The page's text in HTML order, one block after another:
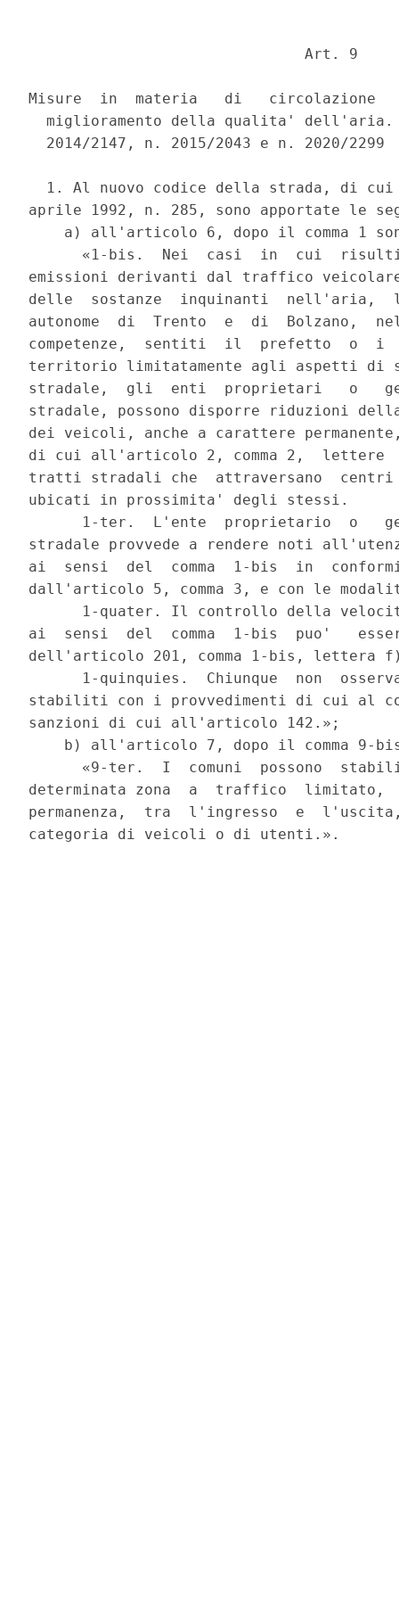
                               Art. 9
Misure  in  materia   di   circolazione
miglioramento della qualita'
  2014/2147, n. 2015/2043 e n. 2020/2299
1. Al nuovo codice della strada, di
aprile 1992, n. 285, sono apportate le
a) all'articolo 6, dopo il comma 1
«1-bis.  Nei  casi  in  cui
emissioni derivanti dal traffico
delle  sostanze  inquinanti  nell'aria,
autonome  di  Trento  e  di  Bolzano,
competenze,  sentiti  il  prefetto  o  i
territorio limitatamente agli aspetti di
stradale,  gli  enti  proprietari   o
stradale, possono disporre riduzioni
dei veicoli, anche a carattere
di cui all'articolo 2, comma 2,  lettere
tratti stradali che  attraversano  centri
ubicati in prossimita' degli stessi.
1-ter.  L'ente  proprietario  o
stradale provvede a rendere noti
ai  sensi  del  comma  1-bis  in
dall'articolo 5, comma 3, e con le
1-quater. Il controllo della
ai  sensi  del  comma  1-bis  puo'
dell'articolo 201, comma 1-bis, lettera
1-quinquies.  Chiunque  non
stabiliti con i provvedimenti di cui al
sanzioni di cui all'articolo 142.»;
b) all'articolo 7, dopo il comma 9-
«9-ter.  I  comuni  possono
determinata zona  a  traffico  limitato,
permanenza,  tra  l'ingresso  e